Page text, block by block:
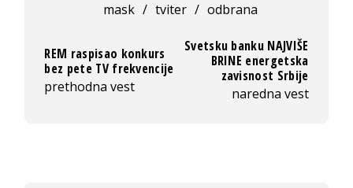
mask / tviter / odbrana
REM raspisao konkurs
bez pete TV frekvencije
prethodna vest
Svetsku banku NAJVIŠE
BRINE energetska
zavisnost Srbije
naredna vest